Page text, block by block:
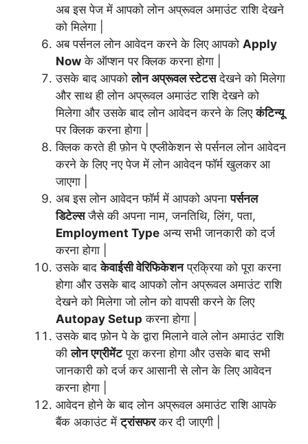
अब इस पेज में आपको लोन अप्रूवल अमाउंट राशि देखने
को मिलेगा |
अब पर्सनल लोन आवेदन करने के लिए आपको Apply
Now के ऑप्शन पर क्लिक करना होगा |
उसके बाद आपकोलोन अप्रूवल स्टेटसदेखने को मिलेगा
और साथ ही लोन अप्रूवल अमाउंट राशि देखने को
मिलेगा और उसके बाद लोन आवेदन करने के लिएकंटिन्यू
पर क्लिक करना होगा |
क्लिक करते ही फ़ोन पे एप्लीकेशन से पर्सनल लोन आवेदन
करने के लिए नए पेज में लोन आवेदन फॉर्म खुलकर आ
जाएगा |
अब इस लोन आवेदन फॉर्म में आपको अपनापर्सनल
डिटेल्सजैसे की अपना नाम, जनतिथि, लिंग, पता,
Employment Type अन्य सभी जानकारी को दर्ज
करना होगा |
उसके बादकेवाईसी वेरिफिकेशनप्रक्रिया को पूरा करना
होगा और उसके बाद आपको लोन अप्रूवल अमाउंट राशि
देखने को मिलेगा जो लोन को वापसी करने के लिए
Autopay Setup करना होगा |
उसके बाद फ़ोन पे के द्वारा मिलाने वाले लोन अमाउंट राशि
कीलोन एग्रीमेंटपूरा करना होगा और उसके बाद सभी
जानकारी को दर्ज कर आसानी से लोन के लिए आवेदन
करना होगा |
आवेदन होने के बाद लोन अप्रूवल अमाउंट राशि आपके
बैंक अकाउंट मेंट्रांसफरकर दी जाएगी |